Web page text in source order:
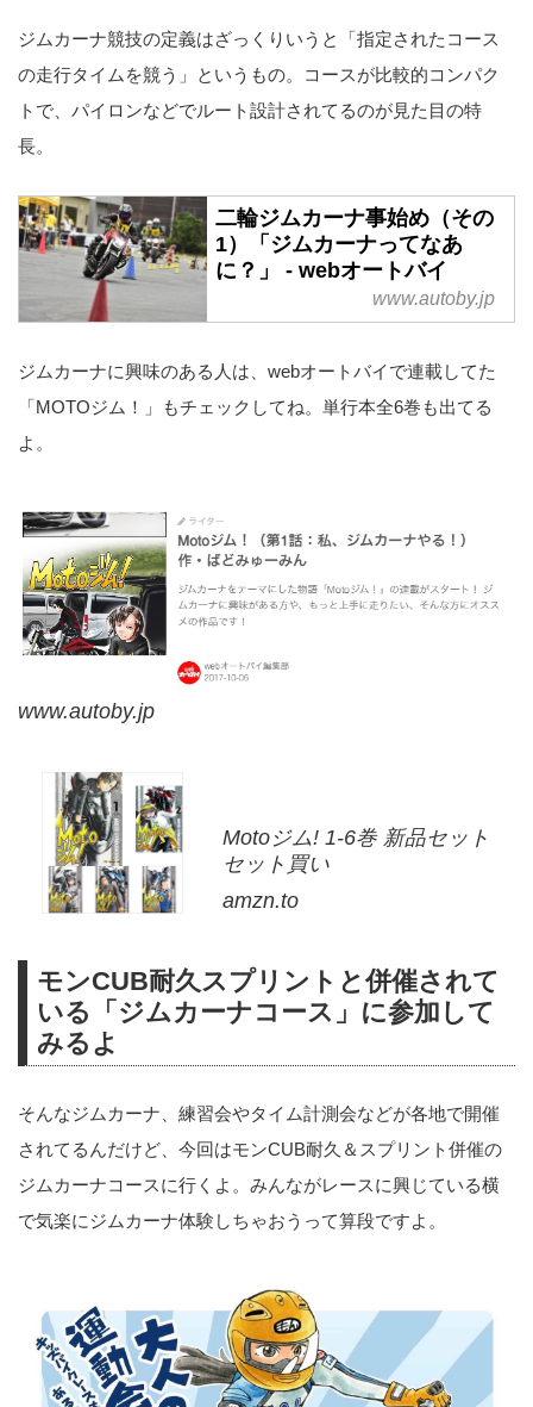
ジムカーナ競技の定義はざっくりいうと「指定されたコース
の走行タイムを競う」というもの。コースが比較的コンパク
トで、パイロンなどでルート設計されてるのが見た目の特
長。
二輪ジムカーナ事始め（その
1）「ジムカーナってなあ
に？」 - webオートバイ
www.autoby.jp
ジムカーナに興味のある人は、webオートバイで連載してた
「MOTOジム！」もチェックしてね。単行本全6巻も出てる
よ。
www.autoby.jp
Motoジム! 1-6巻 新品セット
セット買い
amzn.to
モンCUB耐久スプリントと併催されて
いる「ジムカーナコース」に参加して
みるよ
そんなジムカーナ、練習会やタイム計測会などが各地で開催
されてるんだけど、今回はモンCUB耐久＆スプリント併催の
ジムカーナコースに行くよ。みんながレースに興じている横
で気楽にジムカーナ体験しちゃおうって算段ですよ。